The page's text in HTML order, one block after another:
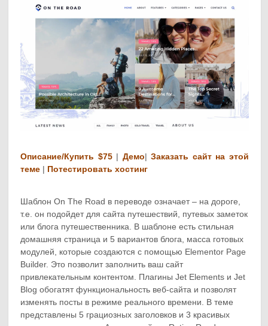
Описание/Купить $75| Демо|Заказать сайт на этой
теме | Потестировать хостинг
Шаблон On The Road в переводе означает – на дороге,
т.е. он подойдет для сайта путешествий, путевых заметок
или блога путешественника. В шаблоне есть стильная
домашняя страница и 5 вариантов блога, масса готовых
модулей, которые создаются с помощью Elementor Page
Builder. Это позволит заполнить ваш сайт
привлекательным контентом. Плагины Jet Elements и Jet
Blog обогатят функциональность веб-сайта и позволят
изменять посты в режиме реального времени. В теме
представлены 5 грациозных заголовков и 3 красивых